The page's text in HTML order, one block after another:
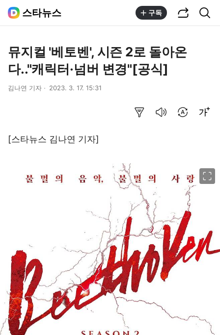
스타뉴스 구독
뮤지컬 '베토벤', 시즌 2로 돌아온
다.."캐릭터·넘버 변경"[공식]
김나연 기자 2023. 3. 17. 15:31
[스타뉴스 김나연 기자]